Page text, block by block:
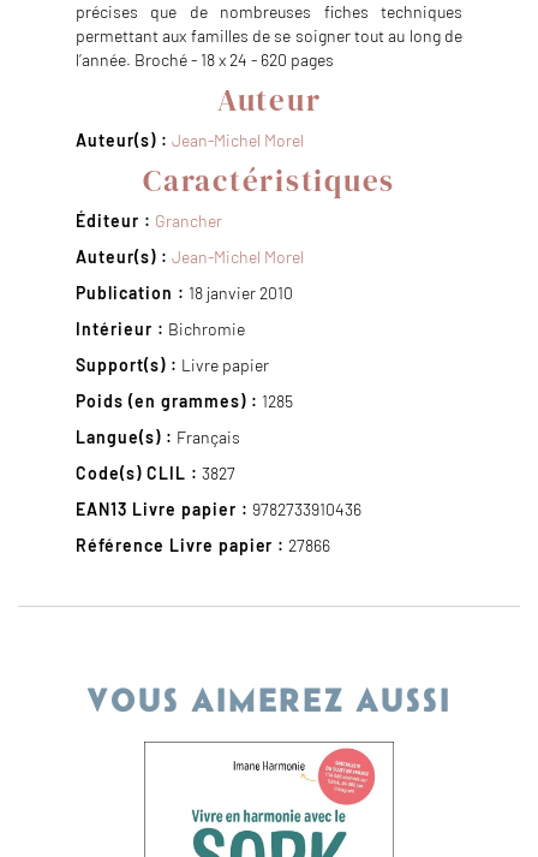
précises que de nombreuses fiches techniques
permettant aux familles de se soigner tout au long de
l’année. Broché - 18 x 24 - 620 pages
Auteur
Auteur(s) : Jean-Michel Morel
Caractéristiques
Éditeur : Grancher
Auteur(s) : Jean-Michel Morel
Publication : 18 janvier 2010
Intérieur : Bichromie
Support(s) : Livre papier
Poids (en grammes) : 1285
Langue(s) : Français
Code(s) CLIL : 3827
EAN13 Livre papier : 9782733910436
Référence Livre papier : 27866
VOUS AIMEREZ AUSSI